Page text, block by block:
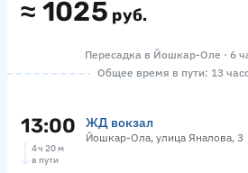
≈ 1025 руб.
Пересадка в Йошкар-Оле · 6
Общее время в пути: 13
13:00 ЖД вокзал
Йошкар-Ола, улица Яналова, 3
4 ч 20 м
в пути